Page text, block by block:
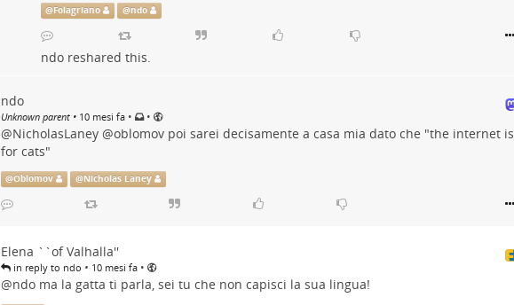
@Folagriano @ndo
ndoreshared this.
ndo
Unknown parent • 10 mesi fa • •
@NicholasLaney @oblomovpoi sarei decisamente a casa mia dato che "the internet is
for cats"
@Oblomov @Nicholas Laney
Elena ``of Valhalla''
in reply to ndo • 10 mesi fa •
@ndoma la gatta ti parla, sei tu che non capisci la sua lingua!